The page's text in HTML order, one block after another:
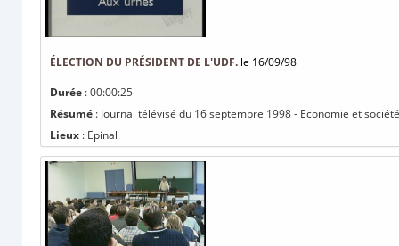
ÉLECTION DU PRÉSIDENT DE L'UDF. le 16/09/98
Durée : 00:00:25
Résumé : Journal télévisé du 16 septembre 1998 - Economie et
Lieux : Epinal